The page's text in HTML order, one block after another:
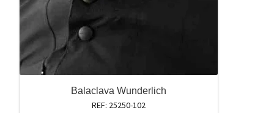
Balaclava Wunderlich
REF: 25250-102